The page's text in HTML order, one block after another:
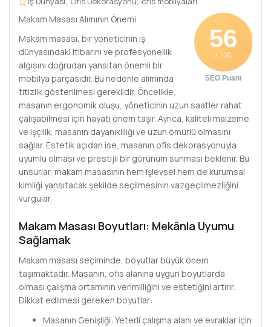
56
/ 100
SEO Puanı
Makam Masası Alımının Önemi
Makam masası, bir yöneticinin iş
dünyasındaki itibarını ve profesyonellik
algısını doğrudan yansıtan önemli bir
mobilya parçasıdır. Bu nedenle alımında
titizlik gösterilmesi gereklidir. Öncelikle,
masanın ergonomik oluşu, yöneticinin uzun saatler rahat
çalışabilmesi için hayati önem taşır. Ayrıca, kaliteli malzeme
ve işçilik, masanın dayanıklılığı ve uzun ömürlü olmasını
sağlar. Estetik açıdan ise, masanın ofis dekorasyonuyla
uyumlu olması ve prestijli bir görünüm sunması beklenir. Bu
unsurlar, makam masasının hem işlevsel hem de kurumsal
kimliği yansıtacak şekilde seçilmesinin vazgeçilmezliğini
vurgular.
Makam Masası Boyutları: Mekânla Uyumu
Sağlamak
Makam masası seçiminde, boyutlar büyük önem
taşımaktadır. Masanın, ofis alanına uygun boyutlarda
olması çalışma ortamının verimliliğini ve estetiğini artırır.
Dikkat edilmesi gereken boyutlar:
Masanın Genişliği: Yeterli çalışma alanı ve evraklar için